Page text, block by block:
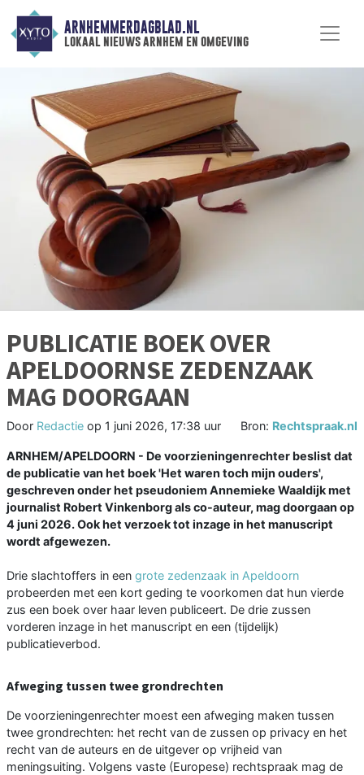
ARNHEMMERDAGBLAD.NL
lokaal nieuws arnhem en omgeving
PUBLICATIE BOEK OVER
APELDOORNSE ZEDENZAAK
MAG DOORGAAN
Door Redactie op 1 juni 2026, 17:38 uur Bron: Rechtspraak.nl
ARNHEM/APELDOORN - De voorzieningenrechter beslist dat
de publicatie van het boek 'Het waren toch mijn ouders',
geschreven onder het pseudoniem Annemieke Waaldijk met
journalist Robert Vinkenborg als co-auteur, mag doorgaan op
4 juni 2026. Ook het verzoek tot inzage in het manuscript
wordt afgewezen.
Drie slachtoffers in een grote zedenzaak in Apeldoorn
probeerden met een kort geding te voorkomen dat hun vierde
zus een boek over haar leven publiceert. De drie zussen
vorderen inzage in het manuscript en een (tijdelijk)
publicatieverbod.
Afweging tussen twee grondrechten
De voorzieningenrechter moest een afweging maken tussen
twee grondrechten: het recht van de zussen op privacy en het
recht van de auteurs en de uitgever op vrijheid van
meningsuiting. Volgens vaste (Europese) rechtspraak mag de